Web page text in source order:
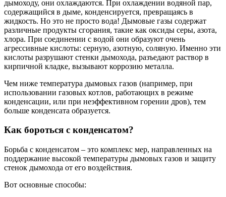
дымоходу, они охлаждаются. При охлаждении водяной пар,
содержащийся в дыме, конденсируется, превращаясь в
жидкость. Но это не просто вода! Дымовые газы содержат
различные продукты сгорания, такие как оксиды серы, азота,
хлора. При соединении с водой они образуют очень
агрессивные кислоты: серную, азотную, соляную. Именно эти
кислоты разрушают стенки дымохода, разъедают раствор в
кирпичной кладке, вызывают коррозию металла.
Чем ниже температура дымовых газов (например, при
использовании газовых котлов, работающих в режиме
конденсации, или при неэффективном горении дров), тем
больше конденсата образуется.
Как бороться с конденсатом?
Борьба с конденсатом – это комплекс мер, направленных на
поддержание высокой температуры дымовых газов и защиту
стенок дымохода от его воздействия.
Вот основные способы: